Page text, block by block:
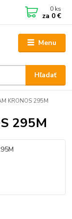
Menu
Hľadať
0 ks
za 0 €
KRONOS 295M
295M